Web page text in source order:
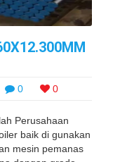
0 0
Perusahaan
baik di gunakan
mesin pemanas